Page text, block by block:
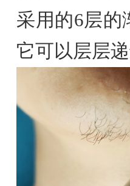
采用的6层的
它可以层层递